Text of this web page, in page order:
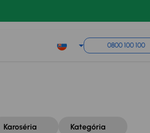
0800 100 100
Karoséria Kategória